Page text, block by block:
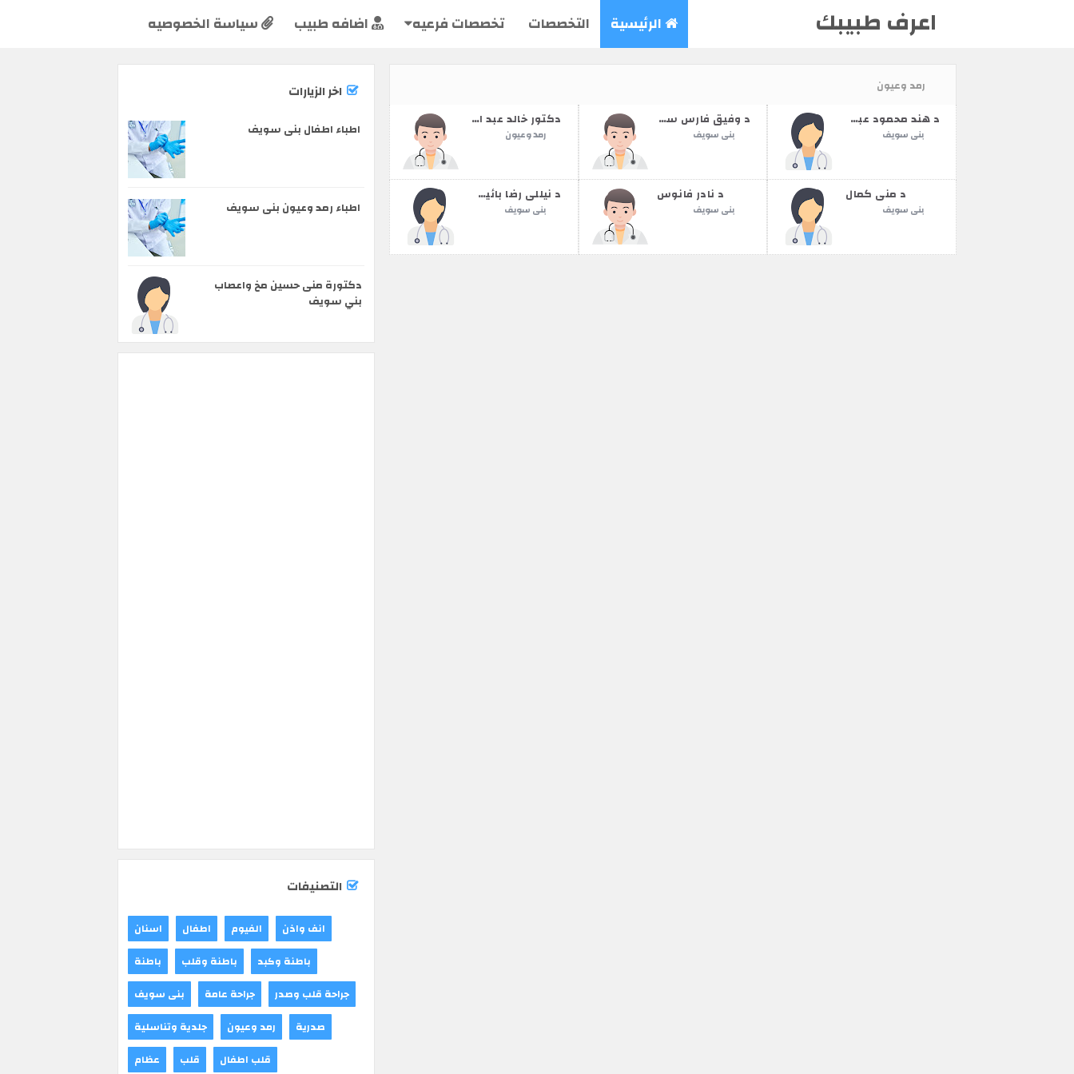
اعرف طبيبك الرئيسية التخصصات تخصصات فرعيه اضافه طبيب سياسة الخصوصيه
رمد وعيون
دكتور خالد عبد العزيز
رمد وعيون
د وفيق فارس سكلة
بنى سويف
د هند محمود عبدالمطلب
بنى سويف
د نيللي رضا بائيسي
بنى سويف
د نادر فانوس
بنى سويف
د منى كمال
بنى سويف
اخر الزيارات
اطباء اطفال بنى سويف
اطباء رمد وعيون بنى سويف
دكتورة منى حسين مخ واعصاب
بني سويف
التصنيفات
اسنان اطفال الفيوم
انف واذن
باطنة
باطنة وقلب
باطنة وكبد
بنى سويف
جراحة عامة
جراحة قلب وصدر
جلدية وتناسلية
رمد وعيون
صدرية
عظام
قلب
قلب اطفال